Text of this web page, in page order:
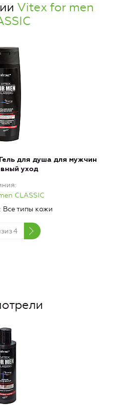
Vitex for men
для душа для мужчин
уход
CLASSIC
Все типы кожи
4